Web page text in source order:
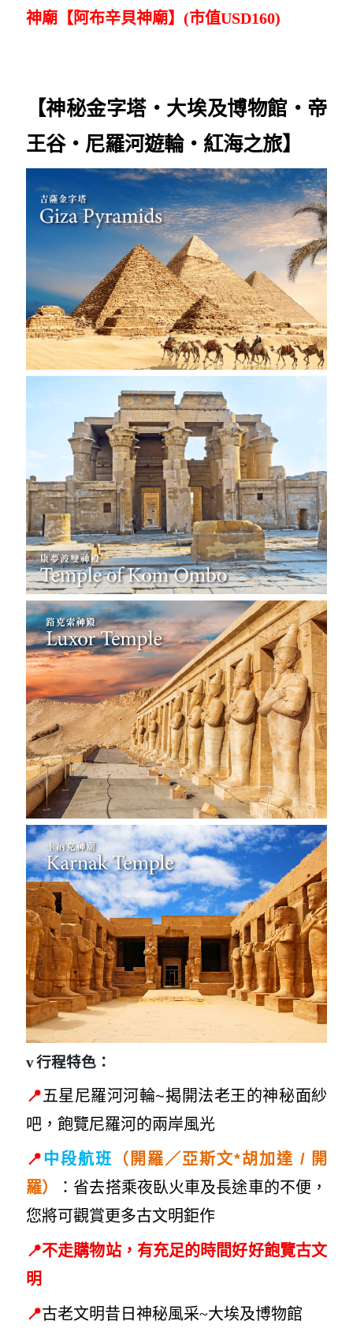
神廟【阿布辛貝神廟】(市值USD160)
【神秘金字塔‧大埃及博物館 ‧帝
王谷‧尼羅河遊輪‧紅海之旅】
v行程特色：
📍五星尼羅河河輪~揭開法老王的神秘面紗
吧，飽覽尼羅河的兩岸風光
📍 中段航班 （開羅／亞斯文*胡加達 / 開
羅）
：省去搭乘夜臥火車及長途車的不便，
您將可觀賞更多古文明鉅作
📍不走購物站，有充足的時間好好飽覽古文
明
📍古老文明昔日神秘風采~大埃及博物館